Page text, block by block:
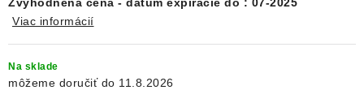
O nás Doprava a platba
Moja objednávka
Viac informácií
Na sklade
11.8.2026